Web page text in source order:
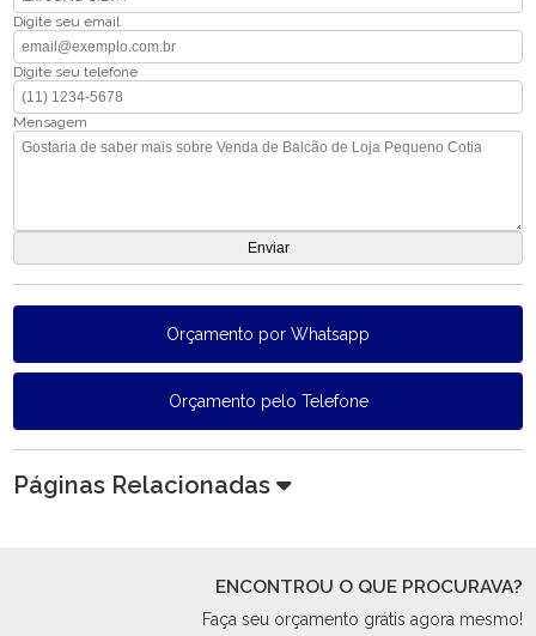
Digite seu email
Digite seu telefone
Mensagem
Orçamento por Whatsapp
Orçamento pelo Telefone
Páginas Relacionadas
ENCONTROU O QUE PROCURAVA?
Faça seu orçamento grátis agora mesmo!